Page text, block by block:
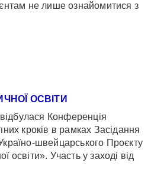
не лише ознайомитися з
ОСВІТИ
Конференція
кроків в рамках Засідання
швейцарського Проєкту
освіти». Участь у заході від